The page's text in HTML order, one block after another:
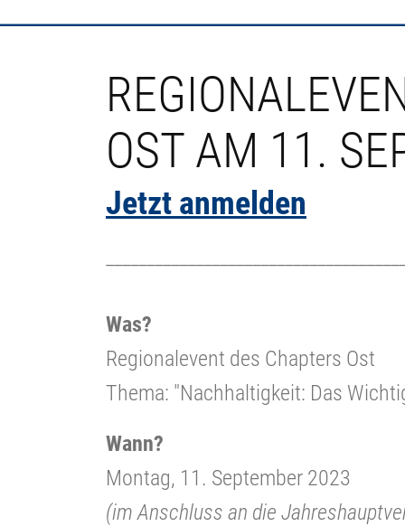
OST AM 11.
Jetzt anmelden
Was?
Regionalevent des Chapters Ost
Thema: "Nachhaltigkeit: Das
Wann?
Montag, 11. September 2023
(im Anschluss an die